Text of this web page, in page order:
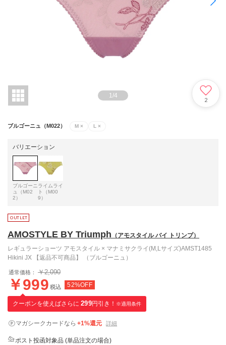
1 /4
2
ブルゴーニュ（M022） M × L ×
バリエーション
ブルゴーニ
ュ（M02
2）
ライムライ
ト（M00
9）
AMOSTYLE BY Triumph （アモスタイル バイ トリンプ）
レギュラーショーツ アモスタイル × マナミサクライ(M,Lサイズ)AMST1485
Hikini JX 【返品不可商品】 （ブルゴーニュ）
通常価格： ￥2,090
￥999 税込 52%OFF
クーポンを使えばさらに 299円引き！ ※適用条件
マガシークカードなら +1%還元 詳細
ポスト投函対象品 (単品注文の場合)